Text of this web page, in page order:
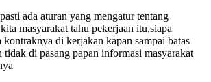
ada aturan yang mengatur tentang
masyarakat tahu pekerjaan itu,siapa
kontraknya di kerjakan kapan sampai batas
tidak di pasang papan informasi masyarakat